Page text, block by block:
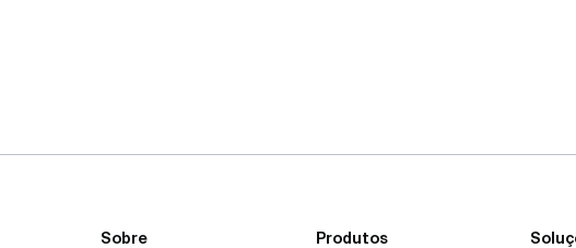
Sobre Produtos